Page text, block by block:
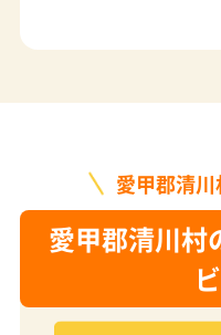
愛甲郡清
愛甲郡清川村